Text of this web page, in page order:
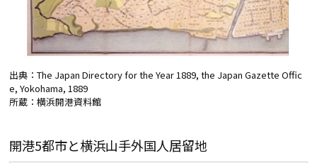
出典：The Japan Directory for the Year 1889, the Japan Gazette Offic
e, Yokohama, 1889
所蔵：横浜開港資料館
開港5都市と横浜山手外国人居留地